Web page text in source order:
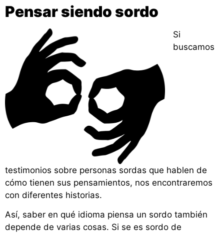
Pensar siendo sordo
Si
buscamos
testimonios sobre personas sordas que hablen de
cómo tienen sus pensamientos, nos encontraremos
con diferentes historias.
Así, saber en qué idioma piensa un sordo también
depende de varias cosas. Si se es sordo de